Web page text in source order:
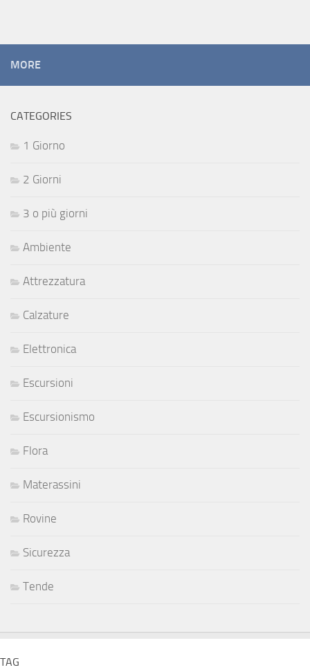
MORE
CATEGORIES
1 Giorno
2 Giorni
3 o più giorni
Ambiente
Attrezzatura
Calzature
Elettronica
Escursioni
Escursionismo
Flora
Materassini
Rovine
Sicurezza
Tende
TAG